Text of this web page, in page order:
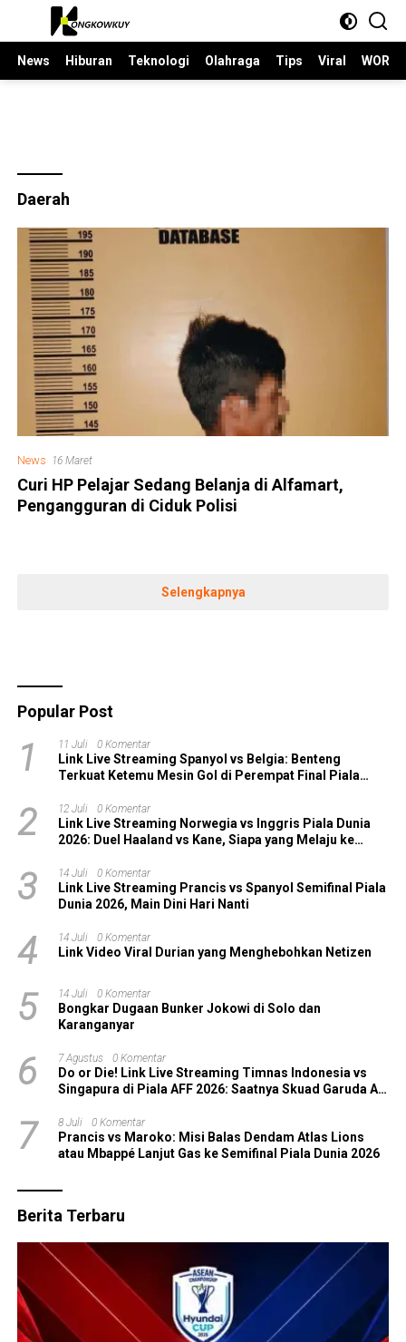
Langsung
News
Hiburan Teknologi Olahraga Tips Viral
Daerah
News 16 Maret
Curi HP Pelajar Sedang Belanja di Alfamart,
Pengangguran di Ciduk Polisi
Selengkapnya
Popular Post
1 11 Juli 0 Komentar
Link Live Streaming Spanyol vs Belgia: Benteng
Terkuat Ketemu Mesin Gol di Perempat Final Piala
2 12 Juli 0 Komentar
Link Live Streaming Norwegia vs Inggris Piala Dunia
2026: Duel Haaland vs Kane, Siapa yang Melaju ke
3 14 Juli 0 Komentar
Link Live Streaming Prancis vs Spanyol Semifinal Piala
Dunia 2026, Main Dini Hari Nanti
4 14 Juli 0 Komentar
Link Video Viral Durian yang Menghebohkan Netizen
5 14 Juli 0 Komentar
Bongkar Dugaan Bunker Jokowi di Solo dan
Karanganyar
6 7 Agustus 0 Komentar
Do or Die! Link Live Streaming Timnas Indonesia vs
Singapura di Piala AFF 2026: Saatnya Skuad Garuda All
7 8 Juli 0 Komentar
Prancis vs Maroko: Misi Balas Dendam Atlas Lions
atau Mbappé Lanjut Gas ke Semifinal Piala Dunia 2026
Berita Terbaru